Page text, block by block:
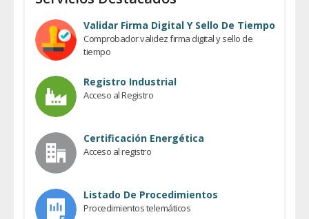
Validar Firma Digital Y Sello De Tiempo
Comprobador validez firma digital y sello de
tiempo
Registro Industrial
Acceso al Registro
Certificación Energética
Acceso al registro
Listado De Procedimientos
Procedimientos telemáticos